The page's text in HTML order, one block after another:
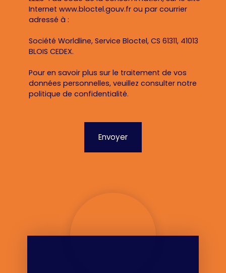
Internet www.bloctel.gouv.fr ou par courrier
adressé à :
Société Worldline, Service Bloctel, CS 61311, 41013
BLOIS CEDEX.
Pour en savoir plus sur le traitement de vos
données personnelles, veuillez consulter notre
politique de confidentialité.
Envoyer